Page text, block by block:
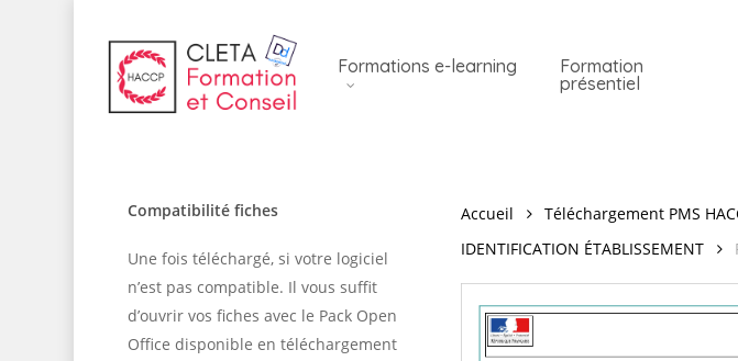
Formations e-learning
Formation
présentiel
Compatibilité fiches
Une fois téléchargé, si votre logiciel
n’est pas compatible. Il vous suffit
d’ouvrir vos fiches avec le Pack Open
Office disponible en téléchargement
Accueil Téléchargement PMS
IDENTIFICATION ÉTABLISSEMENT